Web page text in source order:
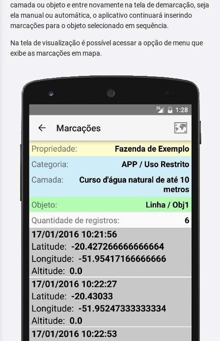
camada ou objeto e entre novamente na tela de demarcação, seja
ela manual ou automática, o aplicativo continuará inserindo
marcações para o objeto selecionado em sequência.
Na tela de visualização é possível acessar a opção de menu que
exibe as marcações em mapa.